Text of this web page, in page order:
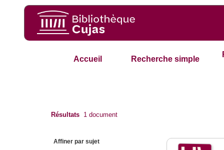
Accueil Recherche simple
Résultats 1 document
Affiner par sujet